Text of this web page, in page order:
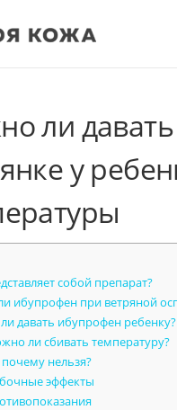
ли
у
собой препарат?
ибупрофен при ветряной
давать ибупрофен ребенку?
ли сбивать температуру?
нельзя?
эффекты